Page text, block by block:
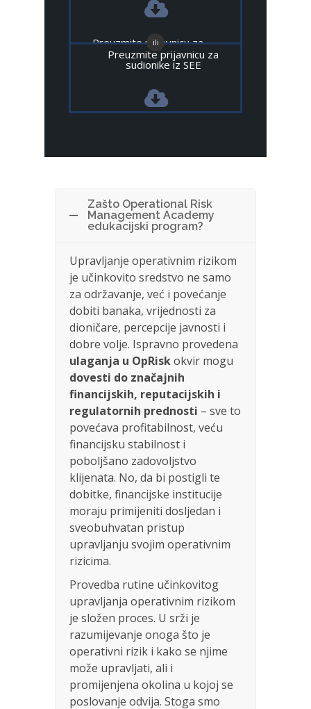
Preuzmite prijavnicu za
sudionike iz RH
ili
Preuzmite prijavnicu za
sudionike iz SEE
Zašto Operational Risk
Management Academy
edukacijski program?
Upravljanje operativnim rizikom
je učinkovito sredstvo ne samo
za održavanje, već i povećanje
dobiti banaka, vrijednosti za
dioničare, percepcije javnosti i
dobre volje. Ispravno provedena
ulaganja u OpRiskokvir mogu
dovesti do značajnih
financijskih, reputacijskih i
regulatornih prednosti – sve to
povećava profitabilnost, veću
financijsku stabilnost i
poboljšano zadovoljstvo
klijenata. No, da bi postigli te
dobitke, financijske institucije
moraju primijeniti dosljedan i
sveobuhvatan pristup
upravljanju svojim operativnim
rizicima.
Provedba rutine učinkovitog
upravljanja operativnim rizikom
je složen proces. U srži je
razumijevanje onoga što je
operativni rizik i kako se njime
može upravljati, ali i
promijenjena okolina u kojoj se
poslovanje odvija. Stoga smo